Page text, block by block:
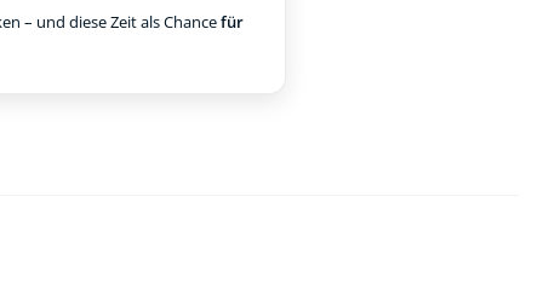
– und diese Zeit als Chancefür